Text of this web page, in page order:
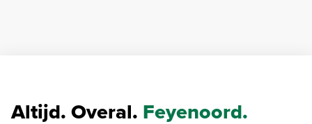
Altijd. Overal. Feyenoord.